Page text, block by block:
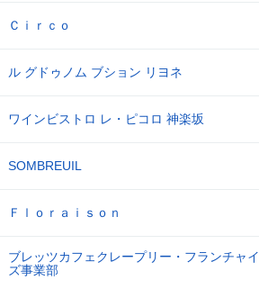
Ｃｉｒｃｏ
ル グドゥノム ブション リヨネ
ワインビストロ レ・ピコロ 神楽坂
SOMBREUIL
Ｆｌｏｒａｉｓｏｎ
ブレッツカフェクレープリー・フランチャイ
ズ事業部